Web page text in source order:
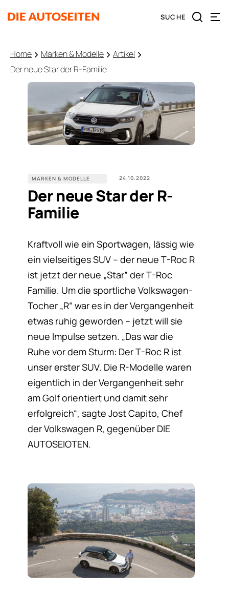
Home Marken & Modelle
Artikel
Der neue Star der R-Familie
MARKEN & MODELLE 24.10.2022
Der neue Star der R-
Familie
Kraftvoll wie ein Sportwagen, lässig wie
ein vielseitiges SUV – der neue T-Roc R
ist jetzt der neue „Star” der T-Roc
Familie. Um die sportliche Volkswagen-
Tocher „R“ war es in der Vergangenheit
etwas ruhig geworden – jetzt will sie
neue Impulse setzen. „Das war die
Ruhe vor dem Sturm: Der T-Roc R ist
unser erster SUV. Die R-Modelle waren
eigentlich in der Vergangenheit sehr
am Golf orientiert und damit sehr
erfolgreich“, sagte Jost Capito, Chef
der Volkswagen R, gegenüber DIE
AUTOSEIOTEN.